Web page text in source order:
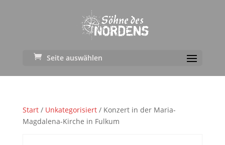
Seite auswählen
Start/ Unkategorisiert/ Konzert in der Maria-
Magdalena-Kirche in Fulkum